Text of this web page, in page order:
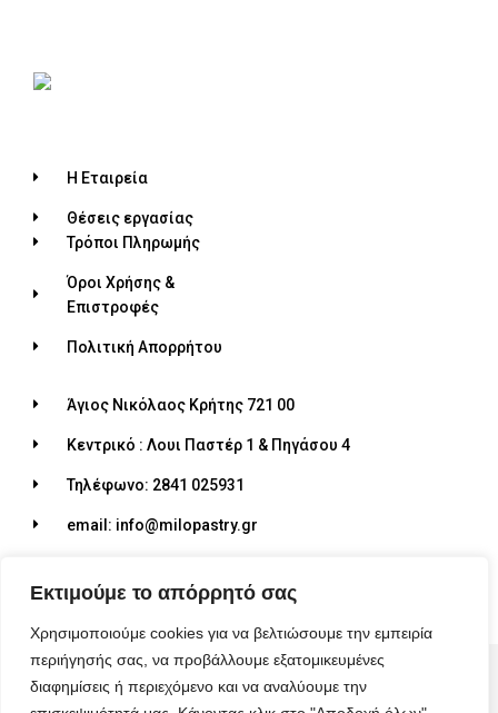
Εκτιμούμε το απόρρητό σας
Χρησιμοποιούμε cookies για να βελτιώσουμε την εμπειρία
περιήγησής σας, να προβάλλουμε εξατομικευμένες
διαφημίσεις ή περιεχόμενο και να αναλύουμε την
Η Εταιρεία
Θέσεις εργασίας
Τρόποι Πληρωμής
Όροι Χρήσης &
Επιστροφές
Πολιτική Απορρήτου
Άγιος Νικόλαος Κρήτης 721 00
Κεντρικό : Λουι Παστέρ 1 & Πηγάσου 4
Τηλέφωνο: 2841 025931
email: info@milopastry.gr
© 2026 ALL RIGHTS RESERVED​